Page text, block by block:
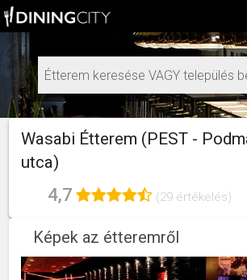
Főoldal
Médiaajánlat éttermeknek
HU
Wasabi Étterem (PEST -
utca)
4,7 (29 értékelés)
Képek az étteremről